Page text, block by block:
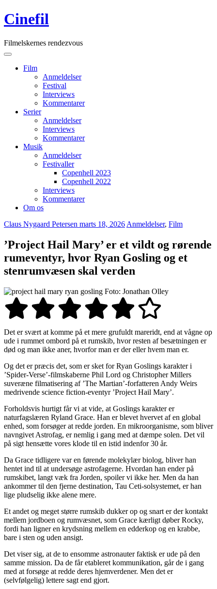
Skip
to
Cinefil
Filmelskernes rendezvous
Menu
Film
Anmeldelser
Festival
Interviews
Kommentarer
Serier
Anmeldelser
Interviews
Kommentarer
Musik
Anmeldelser
Festivaller
Copenhell 2023
Copenhell 2022
Interviews
Kommentarer
Om os
Claus Nygaard Petersen marts 18, 2026 Anmeldelser, Film
’Project Hail Mary’ er et vildt og rørende
rumeventyr, hvor Ryan Gosling og et
stenrumvæsen skal verden
Foto: Jonathan Olley
Det er svært at komme på et mere grufuldt mareridt, end at vågne op
ude i rummet ombord på et rumskib, hvor resten af besætningen er
død og man ikke aner, hvorfor man er der eller hvem man er.
Og det er præcis det, som er sket for Ryan Goslings karakter i
’Spider-Verse’-filmskaberne Phil Lord og Christopher Millers
suveræne filmatisering af ’The Martian’-forfatteren Andy Weirs
medrivende science fiction-eventyr ’Project Hail Mary’.
Forholdsvis hurtigt får vi at vide, at Goslings karakter er
naturfagslæren Ryland Grace. Han er blevet hvervet af en global
enhed, som forsøger at redde jorden. En mikroorganisme, som bliver
navngivet Astrofag, er nemlig i gang med at dæmpe solen. Det vil
på sigt hensætte vores klode til en istid indenfor 30 år.
Da Grace tidligere var en førende molekylær biolog, bliver han
hentet ind til at undersøge astrofagerne. Hvordan han ender på
rumskibet, langt væk fra Jorden, spoiler vi ikke her. Men da han
ankommer til den fjerne destination, Tau Ceti-solsystemet, er han
lige pludselig ikke alene mere.
Et andet og meget større rumskib dukker op og snart er der kontakt
mellem jordboen og rumvæsnet, som Grace kærligt døber Rocky,
fordi han ligner en krydsning mellem en edderkop og en krabbe,
bare i sten og uden ansigt.
Det viser sig, at de to ensomme astronauter faktisk er ude på den
samme mission. Da de får etableret kommunikation, går de i gang
med at forsøge at redde deres hjemverdener. Men det er
(selvfølgelig) lettere sagt end gjort.